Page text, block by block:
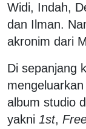
Widi, Indah,
dan Ilman.
akronim dari
Di sepanjang
album studio
yakni 1st,